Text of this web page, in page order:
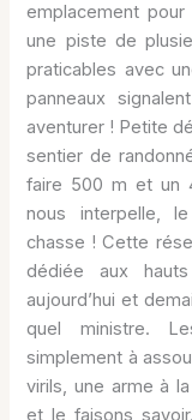
emplacement
une piste de
praticables avec
panneaux
aventurer ! Petite
sentier de
faire 500 m et un
nous interpelle,
chasse ! Cette
dédiée aux
aujourd’hui et
quel ministre.
simplement à
virils, une arme à
et le faisons